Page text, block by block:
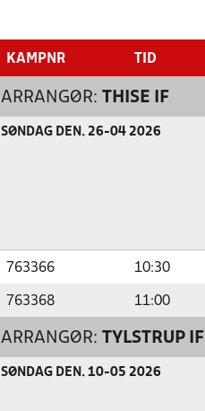
KAMPNR TID
ARRANGØR: THISE IF
SØNDAG DEN. 26-04 2026
763366 10:30
763368 11:00
ARRANGØR: TYLSTRUP IF
SØNDAG DEN. 10-05 2026